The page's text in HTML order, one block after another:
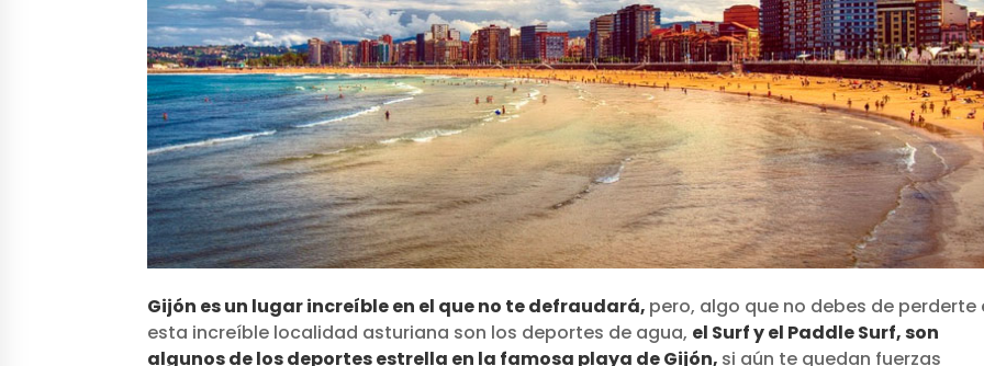
Gijón es un lugar increíble en el que no te defraudará, pero, algo que no debes de perderte
esta increíble localidad asturiana son los deportes de agua, el Surf y el Paddle Surf, son
algunos de los deportes estrella en la famosa playa de Gijón, si aún te quedan fuerzas